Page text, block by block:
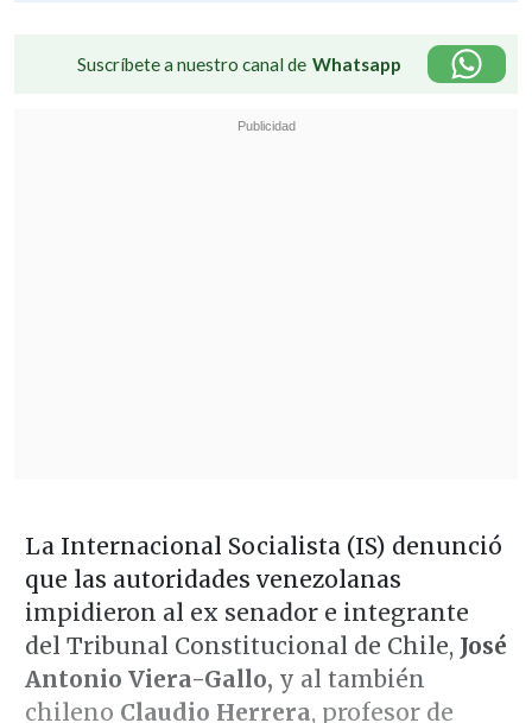
Suscríbete a nuestro canal de Whatsapp
La Internacional Socialista (IS) denunció
que las autoridades venezolanas
impidieron al ex senador e integrante
del Tribunal Constitucional de Chile, José
Antonio Viera-Gallo, y al también
chileno Claudio Herrera, profesor de